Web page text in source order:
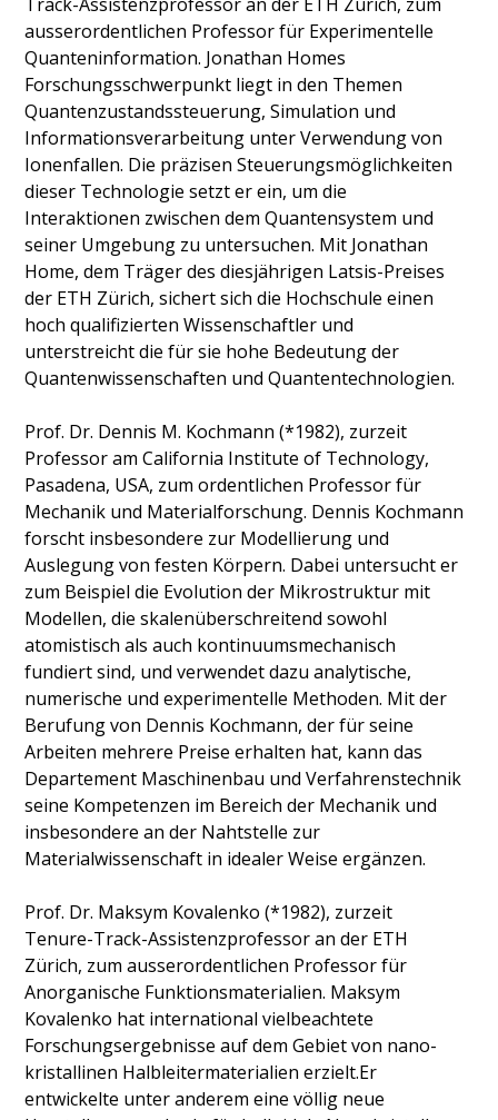
ausserordentlichen Professor für Experimentelle
Quanteninformation. Jonathan Homes
Forschungsschwerpunkt liegt in den Themen
Quantenzustandssteuerung, Simulation und
Informationsverarbeitung unter Verwendung von
Ionenfallen. Die präzisen Steuerungsmöglichkeiten
dieser Technologie setzt er ein, um die
Interaktionen zwischen dem Quantensystem und
seiner Umgebung zu untersuchen. Mit Jonathan
Home, dem Träger des diesjährigen Latsis-Preises
der ETH Zürich, sichert sich die Hochschule einen
hoch qualifizierten Wissenschaftler und
unterstreicht die für sie hohe Bedeutung der
Quantenwissenschaften und Quantentechnologien.
Prof. Dr. Dennis M. Kochmann (*1982), zurzeit
Professor am California Institute of Technology,
Pasadena, USA, zum ordentlichen Professor für
Mechanik und Materialforschung. Dennis Kochmann
forscht insbesondere zur Modellierung und
Auslegung von festen Körpern. Dabei untersucht er
zum Beispiel die Evolution der Mikrostruktur mit
Modellen, die skalenüberschreitend sowohl
atomistisch als auch kontinuums­mechanisch
fundiert sind, und verwendet dazu analytische,
numerische und experimentelle Methoden. Mit der
Berufung von Dennis Kochmann, der für seine
Arbeiten mehrere Preise erhalten hat, kann das
Departement Maschinenbau und Verfahrenstechnik
seine Kompetenzen im Bereich der Mechanik und
insbesondere an der Nahtstelle zur
Materialwissenschaft in idealer Weise ergänzen.
Prof. Dr. Maksym Kovalenko (*1982), zurzeit
Tenure-Track-Assistenzprofessor an der ETH
Zürich, zum ausserordentlichen Professor für
Anorganische Funktionsmaterialien. Maksym
Kovalenko hat international vielbeachtete
Forschungsergebnisse auf dem Gebiet von nano­
kristallinen Halbleiter­materialien erzielt.Er
entwickelte unter anderem eine völlig neue